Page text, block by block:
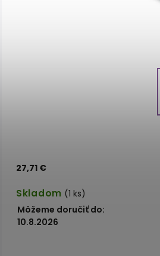
27,71 €
Skladom (1 ks)
Môžeme doručiť do:
10.8.2026